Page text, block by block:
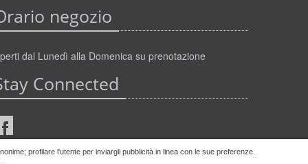
profilare l'utente per inviargli pubblicità in linea con le sue preferenze.
negozio
dal Lunedì alla Domenica su prenotazione
Connected